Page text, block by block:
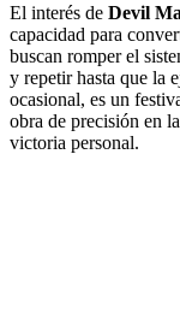
El interés de Devil
capacidad para
buscan romper el
y repetir hasta que la
ocasional, es un
obra de precisión en
victoria personal.